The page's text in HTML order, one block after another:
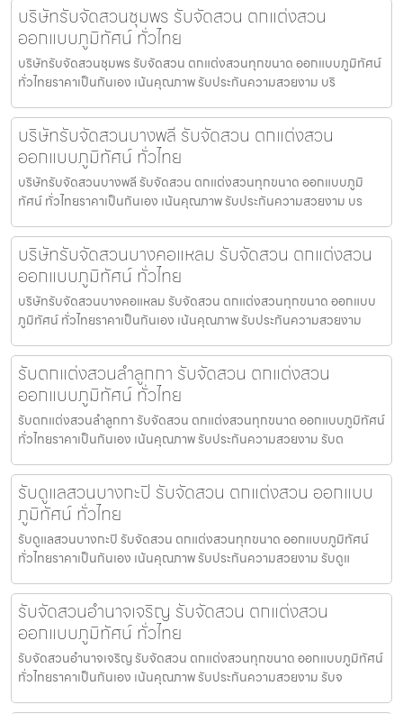
บริษัทรับจัดสวนชุมพร รับจัดสวน ตกแต่งสวน
ออกแบบภูมิทัศน์ ทั่วไทย
บริษัทรับจัดสวนชุมพร รับจัดสวน ตกแต่งสวนทุกขนาด ออกแบบภูมิทัศน์
ทั่วไทยราคาเป็นกันเอง เน้นคุณภาพ รับประกันความสวยงาม บริ
บริษัทรับจัดสวนบางพลี รับจัดสวน ตกแต่งสวน
ออกแบบภูมิทัศน์ ทั่วไทย
บริษัทรับจัดสวนบางพลี รับจัดสวน ตกแต่งสวนทุกขนาด ออกแบบภูมิ
ทัศน์ ทั่วไทยราคาเป็นกันเอง เน้นคุณภาพ รับประกันความสวยงาม บร
บริษัทรับจัดสวนบางคอแหลม รับจัดสวน ตกแต่งสวน
ออกแบบภูมิทัศน์ ทั่วไทย
บริษัทรับจัดสวนบางคอแหลม รับจัดสวน ตกแต่งสวนทุกขนาด ออกแบบ
ภูมิทัศน์ ทั่วไทยราคาเป็นกันเอง เน้นคุณภาพ รับประกันความสวยงาม
รับตกแต่งสวนลำลูกกา รับจัดสวน ตกแต่งสวน
ออกแบบภูมิทัศน์ ทั่วไทย
รับตกแต่งสวนลำลูกกา รับจัดสวน ตกแต่งสวนทุกขนาด ออกแบบภูมิทัศน์
ทั่วไทยราคาเป็นกันเอง เน้นคุณภาพ รับประกันความสวยงาม รับต
รับดูแลสวนบางกะปิ รับจัดสวน ตกแต่งสวน ออกแบบ
ภูมิทัศน์ ทั่วไทย
รับดูแลสวนบางกะปิ รับจัดสวน ตกแต่งสวนทุกขนาด ออกแบบภูมิทัศน์
ทั่วไทยราคาเป็นกันเอง เน้นคุณภาพ รับประกันความสวยงาม รับดูแ
รับจัดสวนอำนาจเจริญ รับจัดสวน ตกแต่งสวน
ออกแบบภูมิทัศน์ ทั่วไทย
รับจัดสวนอำนาจเจริญ รับจัดสวน ตกแต่งสวนทุกขนาด ออกแบบภูมิทัศน์
ทั่วไทยราคาเป็นกันเอง เน้นคุณภาพ รับประกันความสวยงาม รับจ